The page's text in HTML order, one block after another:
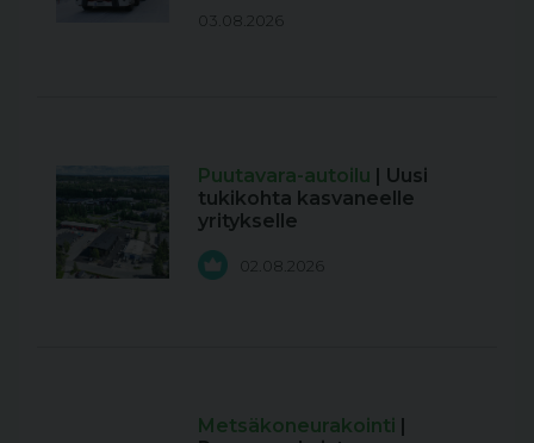
03.08.2026
Puutavara-autoilu | Uusi
tukikohta kasvaneelle
yritykselle
02.08.2026
Metsäkoneurakointi |